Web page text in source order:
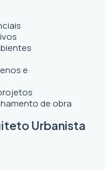
e
de obra
Urbanista